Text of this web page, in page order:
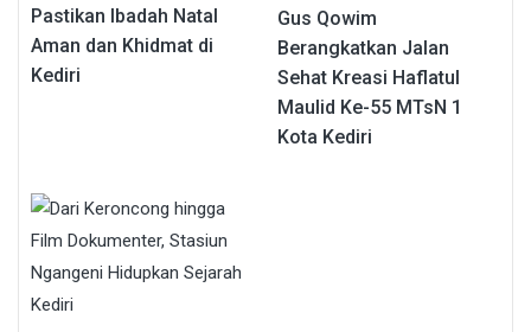
Pastikan Ibadah Natal
Aman dan Khidmat di
Kediri
Gus Qowim
Berangkatkan Jalan
Sehat Kreasi Haflatul
Maulid Ke-55 MTsN 1
Kota Kediri